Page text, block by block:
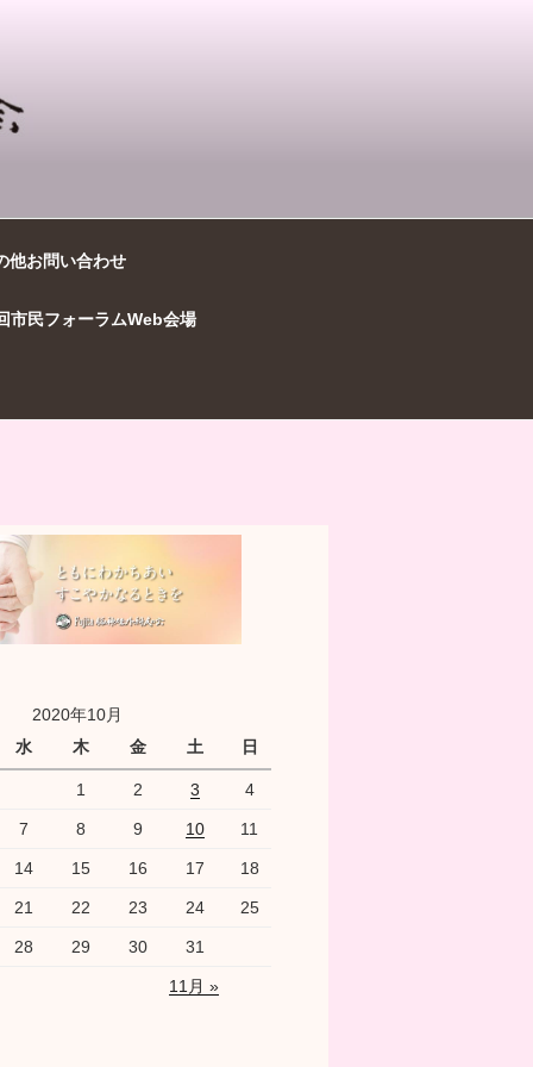
他お問い合わせ
市民フォーラムWeb会場
2020年10月
水 木 金 土 日
1 2 3 4
7 8 9 10 11
14 15 16 17 18
21 22 23 24 25
28 29 30 31
11月 »